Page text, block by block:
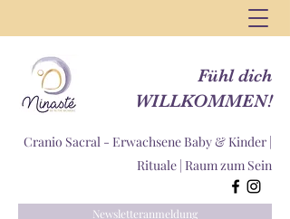
Fühl dich
WILLKOMMEN!
Cranio Sacral - Erwachsene Baby & Kinder |
Rituale | Raum zum Sein
Newsletteranmeldung